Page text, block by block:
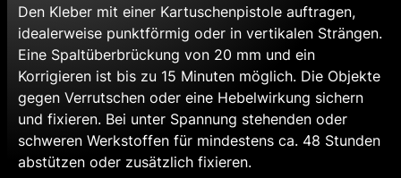
Den Kleber mit einer Kartuschenpistole auftragen,
idealerweise punktförmig oder in vertikalen Strängen.
Eine Spaltüberbrückung von 20 mm und ein
Korrigieren ist bis zu 15 Minuten möglich. Die Objekte
gegen Verrutschen oder eine Hebelwirkung sichern
und fixieren. Bei unter Spannung stehenden oder
schweren Werkstoffen für mindestens ca. 48 Stunden
abstützen oder zusätzlich fixieren.